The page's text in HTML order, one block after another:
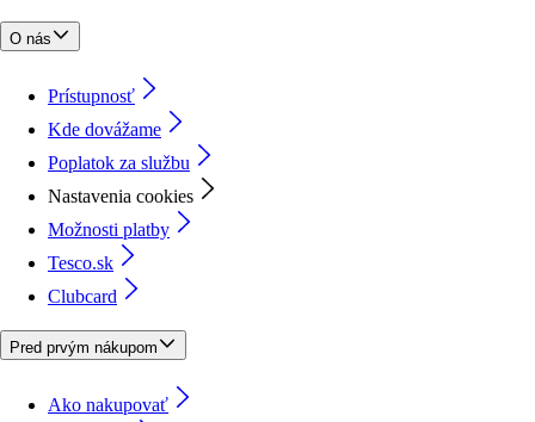
O nás
Prístupnosť
Kde dovážame
Poplatok za službu
Nastavenia cookies
Možnosti platby
Tesco.sk
Clubcard
Pred prvým nákupom
Ako nakupovať